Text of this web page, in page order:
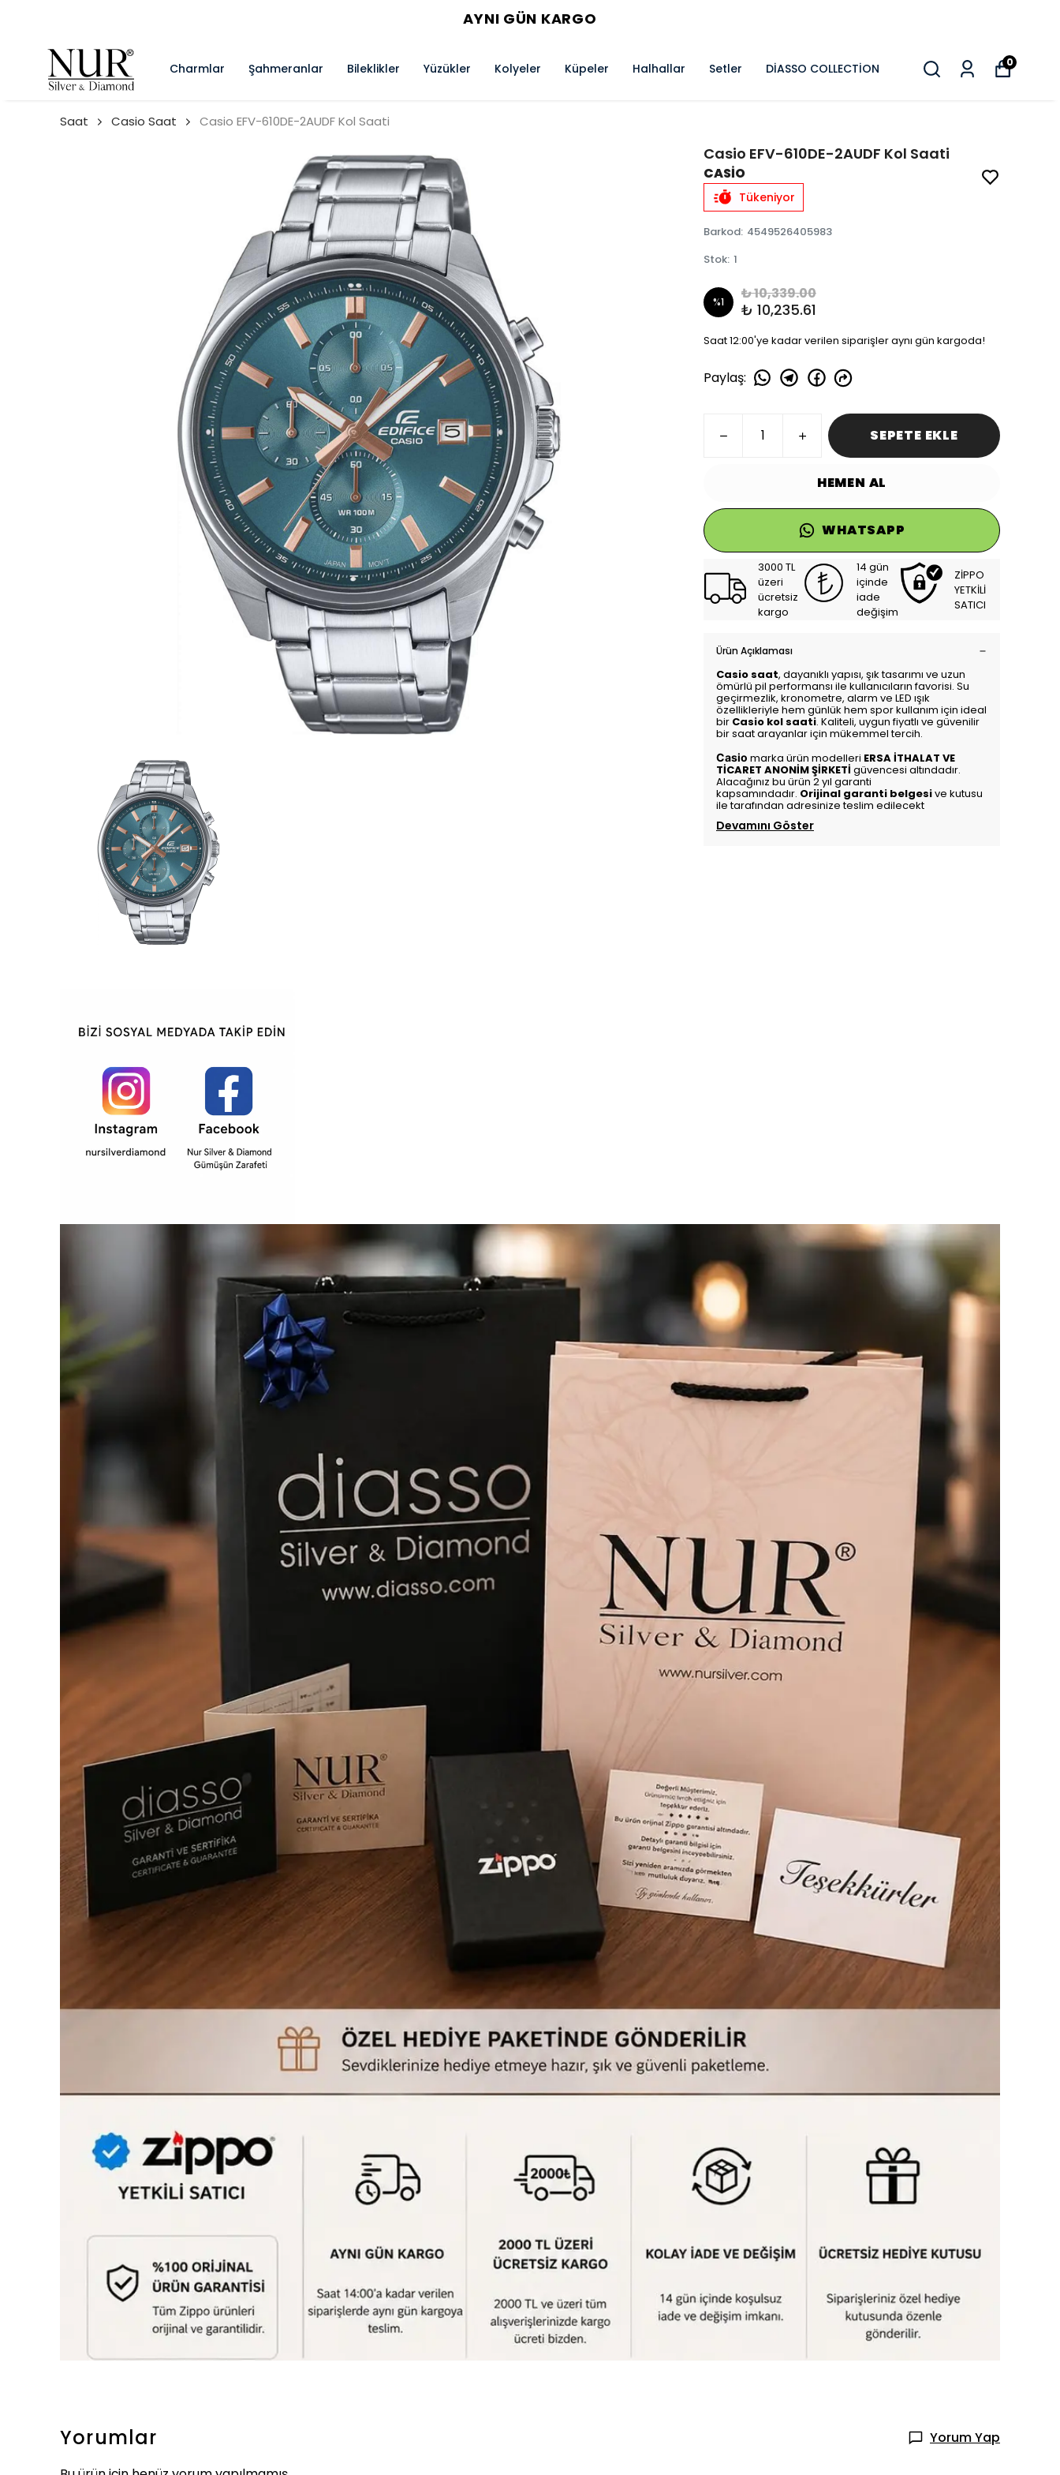
AYNI GÜN KARGO
Charmlar Şahmeranlar Bileklikler Yüzükler Kolyeler Küpeler Halhallar Setler DİASSO COLLECTİON 0
Saat Casio Saat Casio EFV-610DE-2AUDF Kol Saati
Casio EFV-610DE-2AUDF Kol Saati
CASİO
Tükeniyor
Barkod: 4549526405983
Stok: 1
%1 ₺ 10,339.00
₺ 10,235.61
Saat 12:00'ye kadar verilen siparişler aynı gün kargoda!
Paylaş:
SEPETE EKLE
HEMEN AL
WHATSAPP
3000 TL
üzeri
ücretsiz
kargo
14 gün
içinde
iade
değişim
ZİPPO
YETKİLİ
SATICI
Ürün Açıklaması
Casio saat, dayanıklı yapısı, şık tasarımı ve uzun
ömürlü pil performansı ile kullanıcıların favorisi. Su
geçirmezlik, kronometre, alarm ve LED ışık
özellikleriyle hem günlük hem spor kullanım için ideal
bir Casio kol saati. Kaliteli, uygun fiyatlı ve güvenilir
bir saat arayanlar için mükemmel tercih.
Casio marka ürün modelleri ERSA İTHALAT VE
TİCARET ANONİM ŞİRKETİ güvencesi altındadır.
Alacağınız bu ürün 2 yıl garanti
kapsamındadır. Orijinal garanti belgesive kutusu
ile tarafından adresinize teslim edilecekt
Devamını Göster
Yorumlar
Yorum Yap